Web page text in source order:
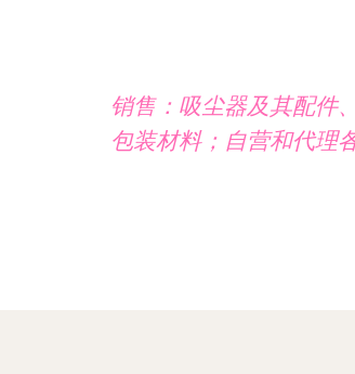
销售：吸尘器及其配件
包装材料；自营和代理